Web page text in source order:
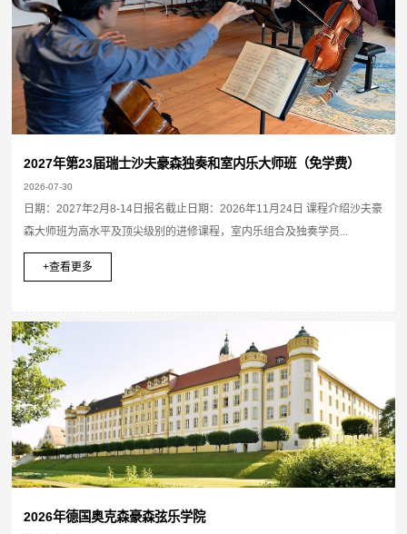
2027年第23届瑞士沙夫豪森独奏和室内乐大师班（免学费）
2026-07-30
日期：2027年2月8-14日报名截止日期：2026年11月24日 课程介绍沙夫豪
森大师班为高水平及顶尖级别的进修课程，室内乐组合及独奏学员...
+查看更多
2026年德国奥克森豪森弦乐学院